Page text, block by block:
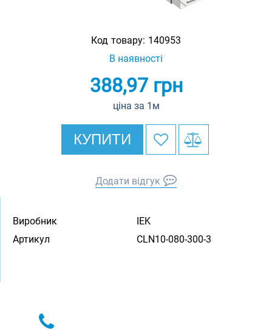
Код товару: 140953
В наявності
388,97грн
ціна за 1м
КУПИТИ
Додати відгук
Виробник
IEK
Артикул
CLN10-080-300-3